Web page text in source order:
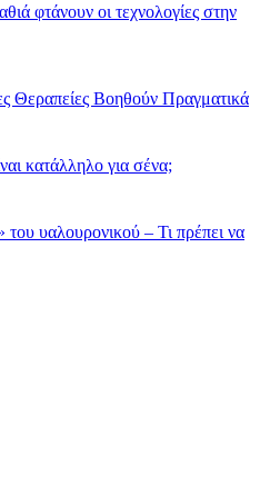
φτάνουν οι τεχνολογίες στην
Θεραπείες Βοηθούν Πραγματικά
κατάλληλο για σένα;
υαλουρονικού – Τι πρέπει να